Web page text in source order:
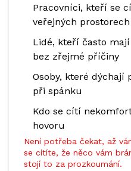
Pracovníci, kteří se
veřejných prostorech
Lidé, kteří často
bez zřejmé příčiny
Osoby, které dýchají
při spánku
Kdo se cítí
hovoru
Není potřeba čekat, až
se cítíte, že něco vám
stojí to za prozkoumání.